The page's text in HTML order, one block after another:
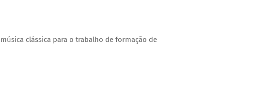
clássica para o trabalho de formação de